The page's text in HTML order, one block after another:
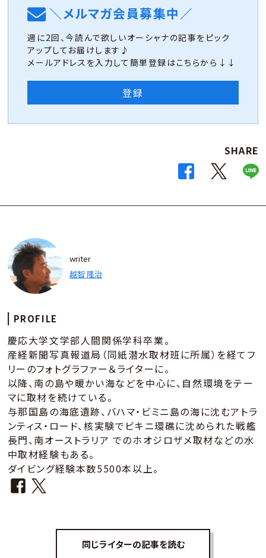
＼メルマガ会員募集中／
週に2回、今読んで欲しいオーシャナの記事をピック
アップしてお届けします♪
メールアドレスを入力して簡単登録はこちらから↓↓
登録
SHARE
writer
越智 隆治
PROFILE
慶応大学文学部人間関係学科卒業。
産経新聞写真報道局（同紙潜水取材班に所属）を経てフ
リーのフォトグラファー＆ライターに。
以降、南の島や暖かい海などを中心に、自然環境をテー
マに取材を続けている。
与那国島の海底遺跡、バハマ・ビミニ島の海に沈むアトラ
ンティス・ロード、核実験でビキニ環礁に沈められた戦艦
長門、南オーストラリア でのホオジロザメ取材などの水
中取材経験もある。
ダイビング経験本数5500本以上。
同じライターの記事を読む